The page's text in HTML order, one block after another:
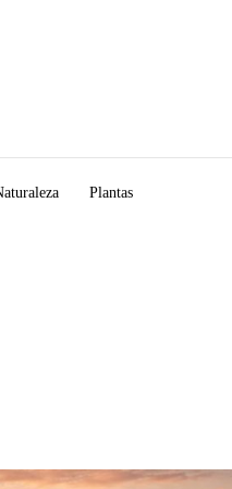
Plantas